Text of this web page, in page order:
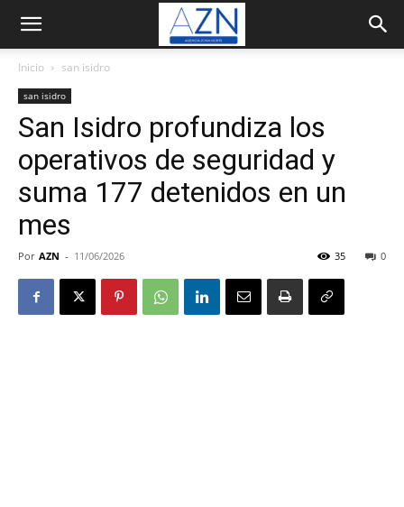
Inicio san isidro
san isidro
San Isidro profundiza los
operativos de seguridad y
suma 177 detenidos en un
mes
Por AZN - 11/06/2026 0
35